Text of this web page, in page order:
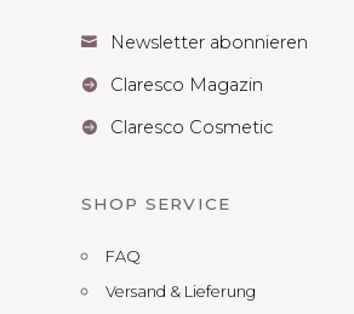
 Newsletter abonnieren
 Claresco Magazin
 Claresco Cosmetic
SHOP SERVICE
FAQ
Versand & Lieferung